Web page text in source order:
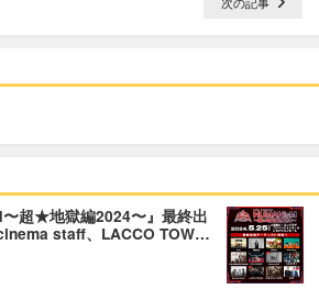
超★地獄編2024〜』最終出
staff、LACCO TOW…